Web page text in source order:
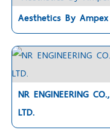
Aesthetics By Ampex
NR ENGINEERING CO.,
LTD.